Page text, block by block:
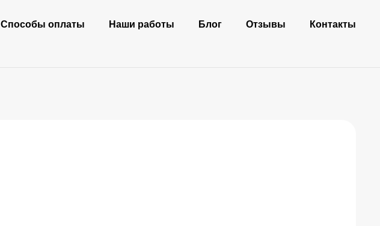
Способы оплаты Наши работы Блог Отзывы Контакты